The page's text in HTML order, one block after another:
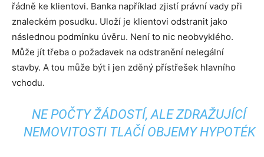
řádně ke klientovi. Banka například zjistí právní vady při
znaleckém posudku. Uloží je klientovi odstranit jako
následnou podmínku úvěru. Není to nic neobvyklého.
Může jít třeba o požadavek na odstranění nelegální
stavby. A tou může být i jen zděný přístřešek hlavního
vchodu.
NE POČTY ŽÁDOSTÍ, ALE ZDRAŽUJÍCÍ
NEMOVITOSTI TLAČÍ OBJEMY HYPOTÉK